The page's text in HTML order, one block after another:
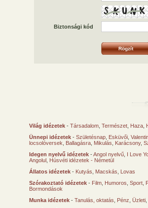
Biztonsági kód
Világ idézetek - Társadalom Természet Haza
Ünnepi idézetek - Születésnap Esküvői
locsolóversek
Ballagásra Mikulás Karácsony,
Idegen nyelvű idézetek -Angol nyelvű I Love
Angolul Húsvéti idézetek - Németül
Állatos idézetek - Kutyás Macskás
Lovas
Szórakoztató idézetek - Film Humoros Sport
Bormondások
Munka idézetek - Tanulás, oktatás Pénz Üzleti